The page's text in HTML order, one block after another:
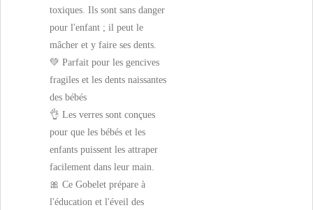
toxiques. Ils sont sans danger
pour l'enfant ; il peut le
mâcher et y faire ses dents.
💚 Parfait pour les gencives
fragiles et les dents naissantes
des bébés
👌 Les verres sont conçues
pour que les bébés et les
enfants puissent les attraper
facilement dans leur main.
🎀 Ce Gobelet prépare à
l'éducation et l'éveil des